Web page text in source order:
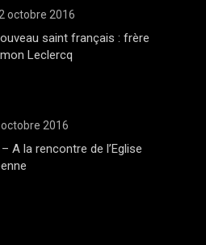
octobre 2016
saint français : frère
Leclercq
octobre 2016
A la rencontre de l’Eglise